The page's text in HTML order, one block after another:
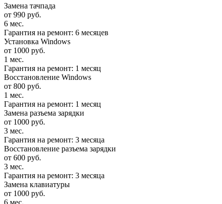
Замена тачпада
от 990 руб.
6 мес.
Гарантия на ремонт: 6 месяцев
Установка Windows
от 1000 руб.
1 мес.
Гарантия на ремонт: 1 месяц
Восстановление Windows
от 800 руб.
1 мес.
Гарантия на ремонт: 1 месяц
Замена разъема зарядки
от 1000 руб.
3 мес.
Гарантия на ремонт: 3 месяца
Восстановление разъема зарядки
от 600 руб.
3 мес.
Гарантия на ремонт: 3 месяца
Замена клавиатуры
от 1000 руб.